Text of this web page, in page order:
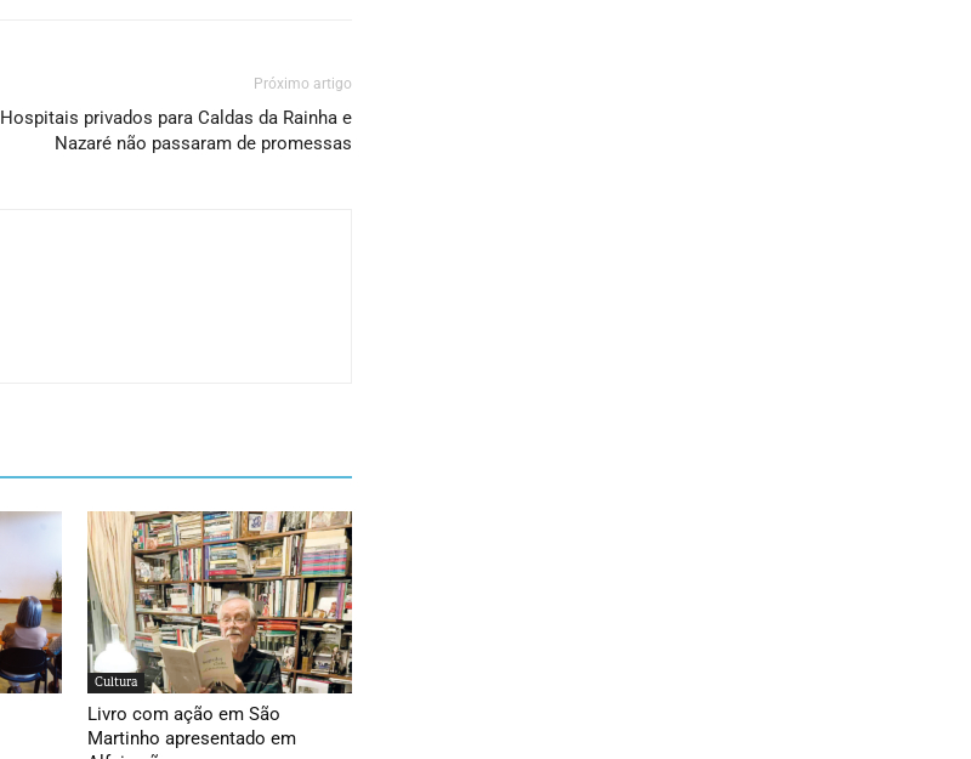
Próximo artigo
Hospitais privados para Caldas da Rainha e
Nazaré não passaram de promessas
Cultura
Livro com ação em São
Martinho apresentado em